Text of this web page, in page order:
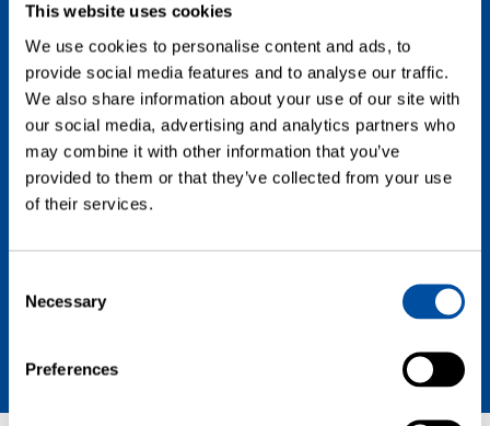
This website uses cookies
We use cookies to personalise content and ads, to
provide social media features and to analyse our traffic.
We also share information about your use of our site with
our social media, advertising and analytics partners who
may combine it with other information that you’ve
provided to them or that they’ve collected from your use
of their services.
Selection
Necessary
Preferences
consulenza esperta. Che tu abbia
domande sui nostri prodotti, bisogno di
assistenza tecnica o supporto per il tuo
progetto, il nostro team è pronto ad
aiutarti.